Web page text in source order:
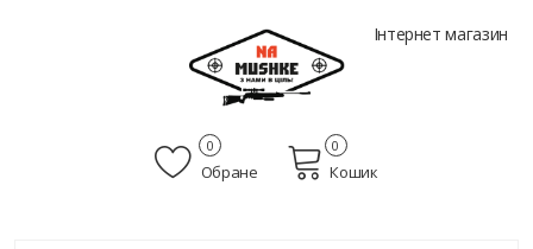
Інтернет магазин
Обране
0
Кошик
0